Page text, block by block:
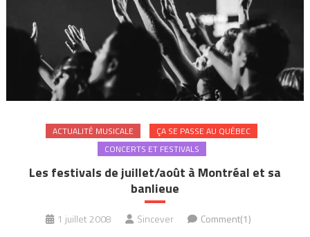
ACTUALITÉ MUSICALE
ÇA SE PASSE AU QUÉBEC
CONCERTS ET FESTIVALS
Les festivals de juillet/août à Montréal et sa
banlieue
1 juillet 2008 Sincever Comment(1)